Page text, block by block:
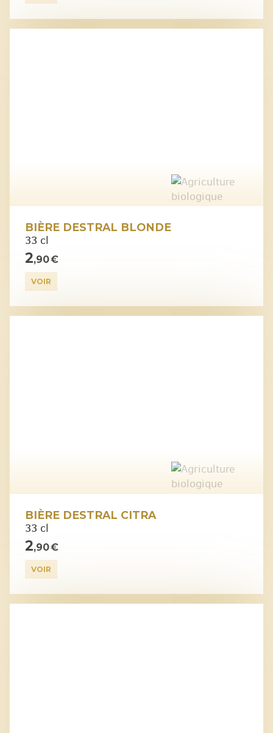
BIÈRE DESTRAL BLONDE
33 cl
2,90 €
VOIR
BIÈRE DESTRAL CITRA
33 cl
2,90 €
VOIR